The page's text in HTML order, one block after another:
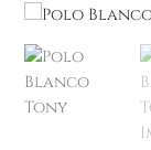
Polo
Tony
cantidad